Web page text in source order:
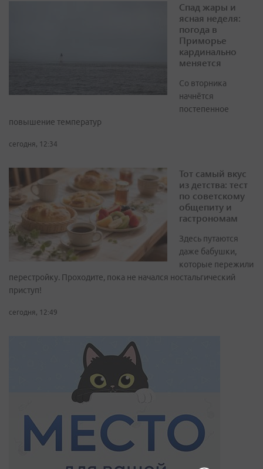
Спад жары и
ясная неделя:
погода в
Приморье
кардинально
меняется
Со вторника
начнётся
постепенное
повышение температур
сегодня, 12:34
Тот самый вкус
из детства: тест
по советскому
общепиту и
гастрономам
Здесь путаются
даже бабушки,
которые пережили
перестройку. Проходите, пока не начался ностальгический
приступ!
сегодня, 12:49